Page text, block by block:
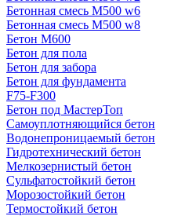
Бетонная смесь М500 w6
Бетонная смесь М500 w8
Бетон М600
Бетон для пола
Бетон для забора
Бетон для фундамента
F75-F300
Бетон под МастерТоп
Самоуплотняющийся бетон
Водонепроницаемый бетон
Гидротехнический бетон
Мелкозернистый бетон
Сульфатостойкий бетон
Морозостойкий бетон
Термостойкий бетон